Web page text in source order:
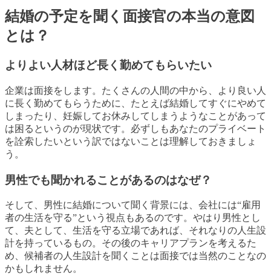
結婚の予定を聞く面接官の本当の意図
とは？
よりよい人材ほど長く勤めてもらいたい
企業は面接をします。たくさんの人間の中から、より良い人
に長く勤めてもらうために、たとえば結婚してすぐにやめて
しまったり、妊娠してお休みしてしまうようなことがあって
は困るというのが現状です。必ずしもあなたのプライベート
を詮索したいという訳ではないことは理解しておきましょ
う。
男性でも聞かれることがあるのはなぜ？
そして、男性に結婚について聞く背景には、会社には“雇用
者の生活を守る”という視点もあるのです。やはり男性とし
て、夫として、生活を守る立場であれば、それなりの人生設
計を持っているもの。その後のキャリアプランを考えるた
め、候補者の人生設計を聞くことは面接では当然のことなの
かもしれません。